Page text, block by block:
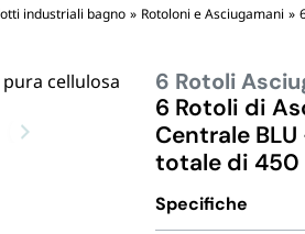
STOVIGLIE
PLASTICA
Bicchieri plastica e
usa e getta
industriali bagno » Rotoloni e Asciugamani »
6 Rotoli
6 Rotoli di
Centrale
totale di
Specifiche